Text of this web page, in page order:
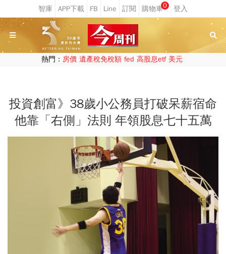
0
熱門： 房價 遺產稅免稅額 fed 高股息etf 美元
投資創富》38歲小公務員打破呆薪宿命
他靠「右側」法則 年領股息七十五萬